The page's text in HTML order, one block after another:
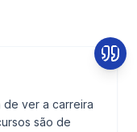
de ver a carreira
são de